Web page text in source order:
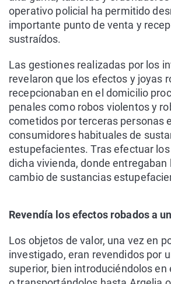
operativo policial ha permitido
importante punto de venta y
sustraídos.
Las gestiones realizadas por los
revelaron que los efectos y joyas
recepcionaban en el domicilio
penales como robos violentos y
cometidos por terceras personas
consumidores habituales de
estupefacientes. Tras efectuar
dicha vivienda, donde entregaban
cambio de sustancias
Revendía los efectos robados a
Los objetos de valor, una vez en
investigado, eran revendidos por
superior, bien introduciéndolos en